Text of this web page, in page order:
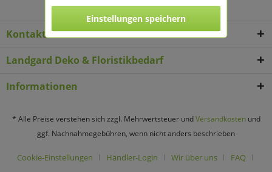
Kontakt
Landgard Deko & Floristikbedarf
Informationen
* Alle Preise verstehen sich zzgl. Mehrwertsteuer undVersandkostenund
ggf. Nachnahmegebühren, wenn nicht anders beschrieben
Cookie-Einstellungen Händler-Login Wir über uns
FAQ
Einstellungen speichern